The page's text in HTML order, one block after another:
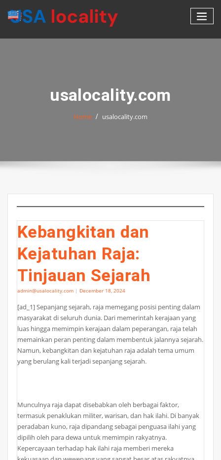
usalocality.com
Home usalocality.com
Kebangkitan dan
Kejatuhan Raja:
Tinjauan Sejarah
admin@usalocality.com | December 18, 2024
[ad_1] Sepanjang sejarah, raja memegang posisi penting dalam
masyarakat di seluruh dunia. Dari memerintah kerajaan yang
luas hingga memimpin kerajaan dalam peperangan, raja telah
memainkan peran penting dalam membentuk jalannya sejarah.
Namun, kebangkitan dan kejatuhan raja adalah tema umum
yang berulang kali terjadi sepanjang sejarah.
Munculnya raja dapat disebabkan oleh berbagai faktor,
termasuk penaklukan militer, warisan, dan hak ilahi. Di banyak
peradaban kuno, raja dipandang sebagai penguasa ilahi yang
dipilih oleh para dewa untuk memimpin rakyatnya.
Kepercayaan terhadap hak ilahi raja memberi mereka